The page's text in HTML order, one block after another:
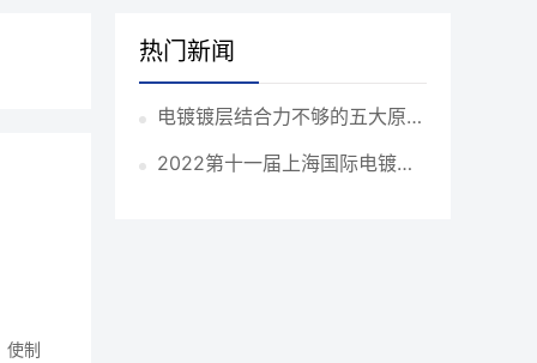
使制
热门新闻
电镀镀层结合力不够的五大原
2022第十一届上海国际电镀涂